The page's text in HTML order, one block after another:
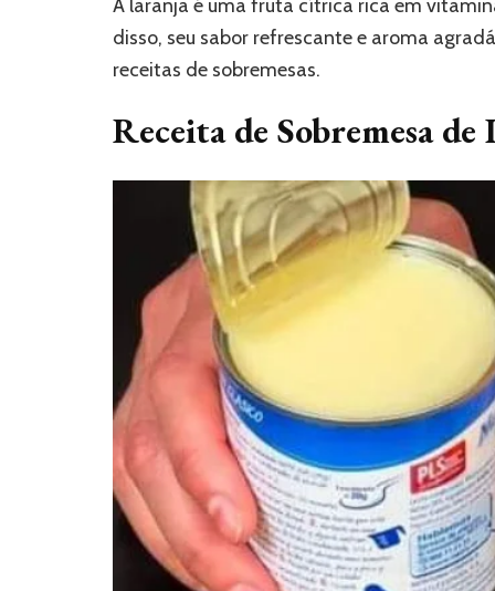
A laranja é uma fruta cítrica rica em
disso, seu sabor refrescante e aroma
receitas de sobremesas.
Receita de Sobremesa